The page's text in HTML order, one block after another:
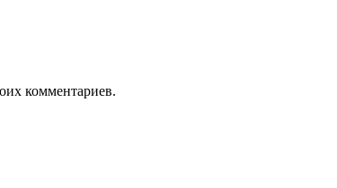
комментариев.